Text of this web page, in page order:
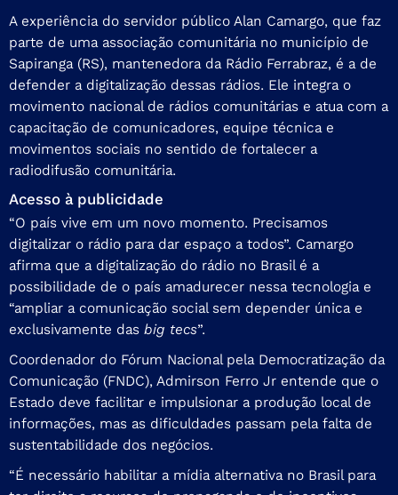
A experiência do servidor público Alan Camargo, que faz
parte de uma associação comunitária no município de
Sapiranga (RS), mantenedora da Rádio Ferrabraz, é a de
defender a digitalização dessas rádios. Ele integra o
movimento nacional de rádios comunitárias e atua com a
capacitação de comunicadores, equipe técnica e
movimentos sociais no sentido de fortalecer a
radiodifusão comunitária.
Acesso à publicidade
“O país vive em um novo momento. Precisamos
digitalizar o rádio para dar espaço a todos”. Camargo
afirma que a digitalização do rádio no Brasil é a
possibilidade de o país amadurecer nessa tecnologia e
“ampliar a comunicação social sem depender única e
exclusivamente das big tecs”.
Coordenador do Fórum Nacional pela Democratização da
Comunicação (FNDC), Admirson Ferro Jr entende que o
Estado deve facilitar e impulsionar a produção local de
informações, mas as dificuldades passam pela falta de
sustentabilidade dos negócios.
“É necessário habilitar a mídia alternativa no Brasil para